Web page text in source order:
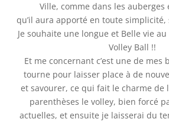
Ville, comme dans les auberges
qu’il aura apporté en toute
Je souhaite une longue et Belle vie
Volley Ball !!
Et me concernant c’est une de mes
tourne pour laisser place à de
et savourer, ce qui fait le charme de
parenthèses le volley, bien forcé
actuelles, et ensuite je laisserai du